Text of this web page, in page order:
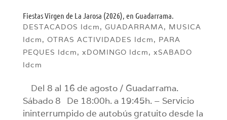
Fiestas Virgen de La Jarosa (2026), en Guadarrama.
DESTACADOS ldcm, GUADARRAMA, MUSICA
ldcm, OTRAS ACTIVIDADES ldcm, PARA
PEQUES ldcm, xDOMINGO ldcm, xSABADO
ldcm
Del 8 al 16 de agosto / Guadarrama.
Sábado 8 De 18:00h. a 19:45h. – Servicio
ininterrumpido de autobús gratuito desde la